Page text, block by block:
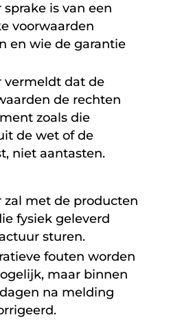
is van een
voorwaarden
en wie de garantie
vermeldt dat de
de rechten
zoals die
de wet of de
niet aantasten.
zal met de producten
fysiek geleverd
sturen.
fouten worden
maar binnen
na melding